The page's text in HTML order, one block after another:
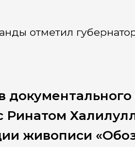
отметил
Ринатом
живописи